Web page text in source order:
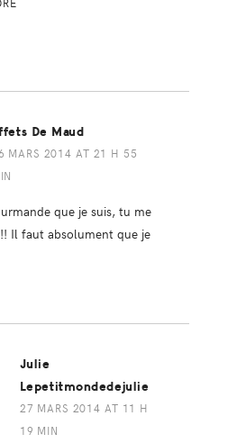
De Maud
MARS 2014 AT 21 H 55
que je suis, tu me
Il faut absolument que je
Julie
Lepetitmondedejulie
27 MARS 2014 AT 11 H
19 MIN